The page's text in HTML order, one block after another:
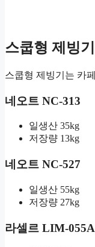
스쿱형 제빙
스쿱형 제빙기는 카
네오트 NC-313
일생산 35kg
저장량 13kg
네오트 NC-527
일생산 55kg
저장량 27kg
라셀르 LIM-055A